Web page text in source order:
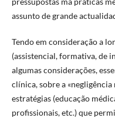
assunto de grande
Tendo em consideração a
(assistencial, formativa, de
algumas considerações,
clínica, sobre a «negligência
estratégias (educação
profissionais, etc.) que